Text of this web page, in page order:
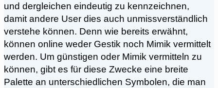
und dergleichen eindeutig zu kennzeichnen,
damit andere User dies auch unmissverständlich
verstehe können. Denn wie bereits erwähnt,
können online weder Gestik noch Mimik vermittelt
werden. Um günstigen oder Mimik vermitteln zu
können, gibt es für diese Zwecke eine breite
Palette an unterschiedlichen Symbolen, die man